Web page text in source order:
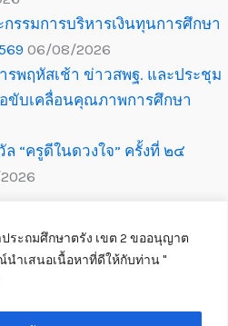
ระถมศึกษาตรัง เขต 2 ขออนุญาต
ำเสนอเนื้อหาที่ดีให้กับท่าน ''
รรมการบริหารเงินทุนการศึกษา
06/08/2026
รพฤหัสเช้า ข่าวสพฐ. และประชุม
อขับเคลื่อนคุณภาพการศึกษา
“ครูดีในดวงใจ” ครั้งที่ ๒๔
ตพื้นที่การศึกษาประถมศึกษาตรัง เขต 2